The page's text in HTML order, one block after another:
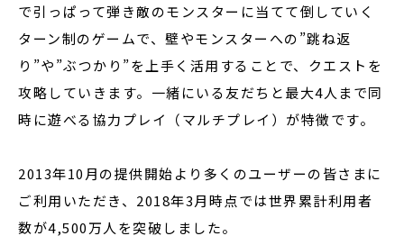
で引っぱって弾き敵のモンスターに当てて倒していく
ターン制のゲームで、壁やモンスターへの”跳ね返
り”や”ぶつかり”を上手く活用することで、クエストを
攻略していきます。一緒にいる友だちと最大4人まで同
時に遊べる協力プレイ（マルチプレイ）が特徴です。
2013年10月の提供開始より多くのユーザーの皆さまに
ご利用いただき、2018年3月時点では世界累計利用者
数が4,500万人を突破しました。